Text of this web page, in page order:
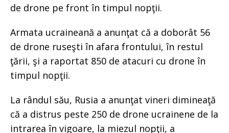
de drone pe front în timpul nopţii.
Armata ucraineană a anunţat că a doborât 56
de drone ruseşti în afara frontului, în restul
ţării, şi a raportat 850 de atacuri cu drone în
timpul nopţii.
La rândul său, Rusia a anunţat vineri dimineaţă
că a distrus peste 250 de drone ucrainene de la
intrarea în vigoare, la miezul nopţii, a